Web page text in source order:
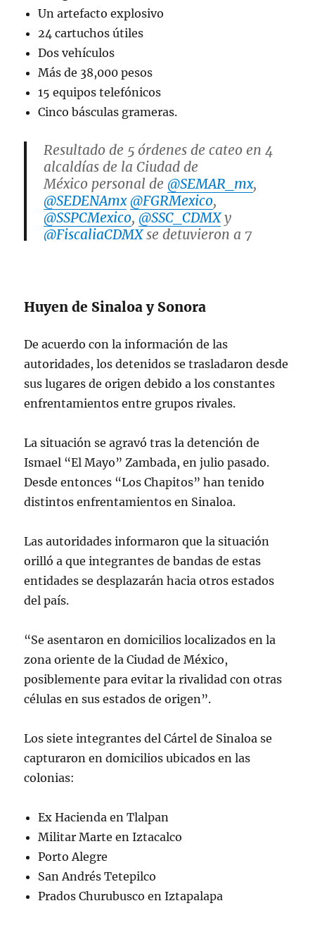
Un artefacto explosivo
24 cartuchos útiles
Dos vehículos
Más de 38,000 pesos
15 equipos telefónicos
Cinco básculas grameras.
Resultado de 5 órdenes de cateo en 4
alcaldías de la Ciudad de
México personal de@SEMAR_mx,
@SEDENAmx @FGRMexico,
@SSPCMexico,@SSC_CDMXy
@FiscaliaCDMXse detuvieron a 7
Se identificó que cuatro…
pic.twitter.com/F8pulF43tb
— Omar H Garcia Harfuch
(@OHarfuch)November 28, 2024
Huyen de Sinaloa y Sonora
De acuerdo con la información de las
autoridades, los detenidos se trasladaron desde
sus lugares de origen debido a los constantes
enfrentamientos entre grupos rivales.
La situación se agravó tras la detención de
Ismael “El Mayo” Zambada, en julio pasado.
Desde entonces “Los Chapitos” han tenido
distintos enfrentamientos en Sinaloa.
Las autoridades informaron que la situación
orilló a que integrantes de bandas de estas
entidades se desplazarán hacia otros estados
del país.
“Se asentaron en domicilios localizados en la
zona oriente de la Ciudad de México,
posiblemente para evitar la rivalidad con otras
células en sus estados de origen”.
Los siete integrantes del Cártel de Sinaloa se
capturaron en domicilios ubicados en las
colonias:
Ex Hacienda en Tlalpan
Militar Marte en Iztacalco
Porto Alegre
San Andrés Tetepilco
Prados Churubusco en Iztapalapa